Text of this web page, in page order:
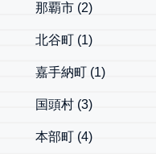
那覇市 (2)
北谷町 (1)
嘉手納町 (1)
国頭村 (3)
本部町 (4)